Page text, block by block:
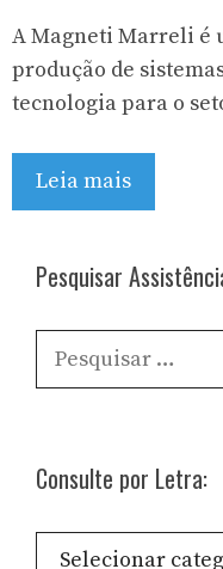
A Magneti Marreli é
produção de
tecnologia para o
Leia mais
Pesquisar
Pesquisar
por:
Consulte por Letra:
Consulte